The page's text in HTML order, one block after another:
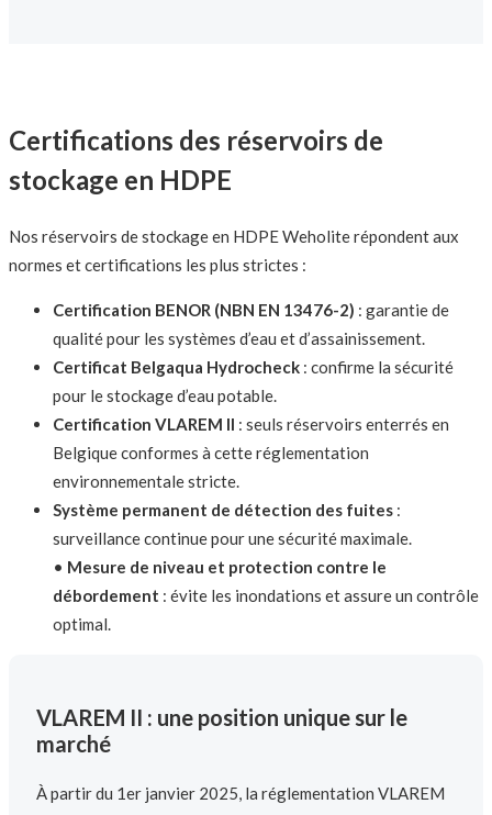
Certifications des réservoirs de
stockage en HDPE
Nos réservoirs de stockage en HDPE Weholite répondent aux
normes et certifications les plus strictes :
Certification BENOR (NBN EN 13476-2) : garantie de
qualité pour les systèmes d’eau et d’assainissement.
Certificat Belgaqua Hydrocheck : confirme la sécurité
pour le stockage d’eau potable.
Certification VLAREM II : seuls réservoirs enterrés en
Belgique conformes à cette réglementation
environnementale stricte.
Système permanent de détection des fuites :
surveillance continue pour une sécurité maximale.
• Mesure de niveau et protection contre le
débordement : évite les inondations et assure un contrôle
optimal.
VLAREM II : une position unique sur le
marché
À partir du 1er janvier 2025, la réglementation VLAREM